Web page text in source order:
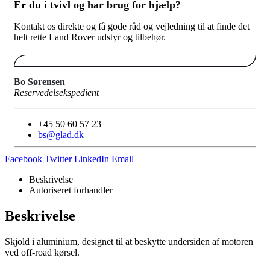
Er du i tvivl og har brug for hjælp?
Kontakt os direkte og få gode råd og vejledning til at finde det
helt rette Land Rover udstyr og tilbehør.
Bo Sørensen
Reservedelsekspedient
+45 50 60 57 23
bs@glad.dk
Facebook Twitter LinkedIn Email
Beskrivelse
Autoriseret forhandler
Beskrivelse
Skjold i aluminium, designet til at beskytte undersiden af motoren
ved off-road kørsel.